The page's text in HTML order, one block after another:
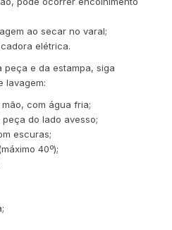
ao secar no varal;
elétrica.
peça e da estampa, siga
lavagem:
com água fria;
do lado avesso;
escuras;
40º);